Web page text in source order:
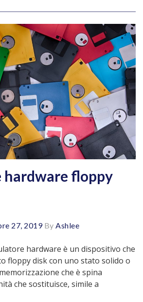
hardware floppy
27, 2019By Ashlee
hardware è un dispositivo che
floppy disk con uno stato solido o
che è spina
che sostituisce, simile a